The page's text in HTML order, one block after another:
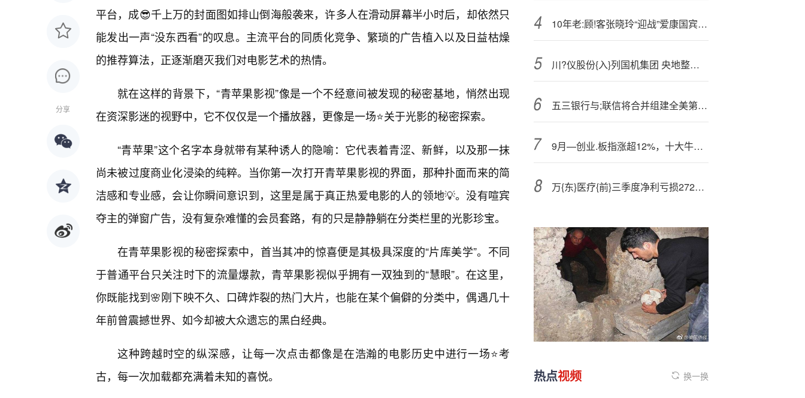
分享
平台，成😎千上万的封面图如排山倒海般袭来，许多人在滑动屏幕半小时后，却依然只
能发出一声“没东西看”的叹息。主流平台的同质化竞争、繁琐的广告植入以及日益枯燥
的推荐算法，正逐渐磨灭我们对电影艺术的热情。
就在这样的背景下，“青苹果影视”像是一个不经意间被发现的秘密基地，悄然出现
在资深影迷的视野中，它不仅仅是一个播放器，更像是一场⭐关于光影的秘密探索。
“青苹果”这个名字本身就带有某种诱人的隐喻：它代表着青涩、新鲜，以及那一抹
尚未被过度商业化浸染的纯粹。当你第一次打开青苹果影视的界面，那种扑面而来的简
洁感和专业感，会让你瞬间意识到，这里是属于真正热爱电影的人的领地💡。没有喧宾
夺主的弹窗广告，没有复杂难懂的会员套路，有的只是静静躺在分类栏里的光影珍宝。
在青苹果影视的秘密探索中，首当其冲的惊喜便是其极具深度的“片库美学”。不同
于普通平台只关注时下的流量爆款，青苹果影视似乎拥有一双独到的“慧眼”。在这里，
你既能找到🌸刚下映不久、口碑炸裂的热门大片，也能在某个偏僻的分类中，偶遇几十
年前曾震撼世界、如今却被大众遗忘的黑白经典。
这种跨越时空的纵深感，让每一次点击都像是在浩瀚的电影历史中进行一场⭐考
古，每一次加载都充满着未知的喜悦。
10年老:顾!客张晓玲“迎战”爱康国宾首战告捷！
川?仪股份{入}列国机集团 央地整合加速仪器仪表国产化突围
五三银行与;联信将合并组建全美第九大银行
9月—创业.板指涨超12%，十大牛股出炉！
万{东}医疗{前}三季度净利亏损2720.98万元，同比由盈转亏
热点视频 换一换